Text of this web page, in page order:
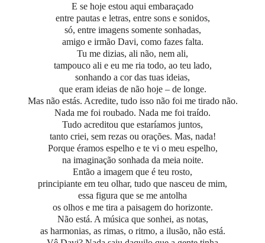
E se hoje estou aqui embaraçado
entre pautas e letras, entre sons e sonidos,
só, entre imagens somente sonhadas,
amigo e irmão Davi, como fazes falta.
Tu me dizias, ali não, nem ali,
tampouco ali e eu me ria todo, ao teu lado,
sonhando a cor das tuas ideias,
que eram ideias de não hoje – de longe.
Mas não estás. Acredite, tudo isso não foi me tirado não.
Nada me foi roubado. Nada me foi traído.
Tudo acreditou que estaríamos juntos,
tanto criei, sem rezas ou orações. Mas, nada!
Porque éramos espelho e te vi o meu espelho,
na imaginação sonhada da meia noite.
Então a imagem que é teu rosto,
principiante em teu olhar, tudo que nasceu de mim,
essa figura que se me antolha
os olhos e me tira a paisagem do horizonte.
Não está. A música que sonhei, as notas,
as harmonias, as rimas, o ritmo, a ilusão, não está.